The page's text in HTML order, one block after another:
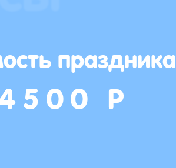
праздника
Р